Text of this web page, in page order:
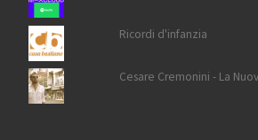
Ricordi d'infanzia
Cesare Cremonini - La